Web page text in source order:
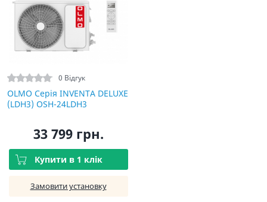
0 Відгук
OLMO Серія INVENTA DELUXE
(LDH3) OSH-24LDH3
33 799 грн.
Купити в 1 клік
Замовити установку